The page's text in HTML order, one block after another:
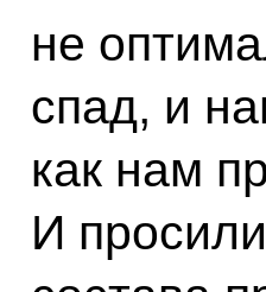
не
спад, и
как нам
И